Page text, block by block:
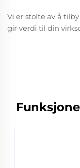
Vi er stolte av å
gir verdi til din